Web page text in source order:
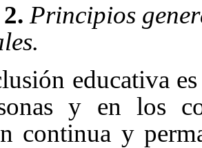
Principios
educativa
y en los
continua y